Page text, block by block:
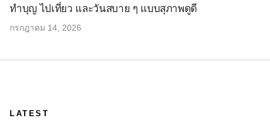
ทำบุญ ไปเที่ยว และวันสบาย ๆ แบบสุภาพดูดี
กรกฎาคม 14, 2026
LATEST